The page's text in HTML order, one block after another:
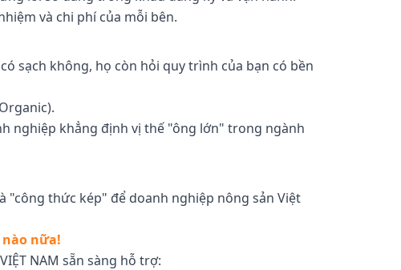
và chi phí của mỗi bên.
sạch không, họ còn hỏi quy trình của bạn có bền
nghiệp khẳng định vị thế "ông lớn" trong ngành
"công thức kép" để doanh nghiệp nông sản Việt
nữa!
NAM sẵn sàng hỗ trợ: